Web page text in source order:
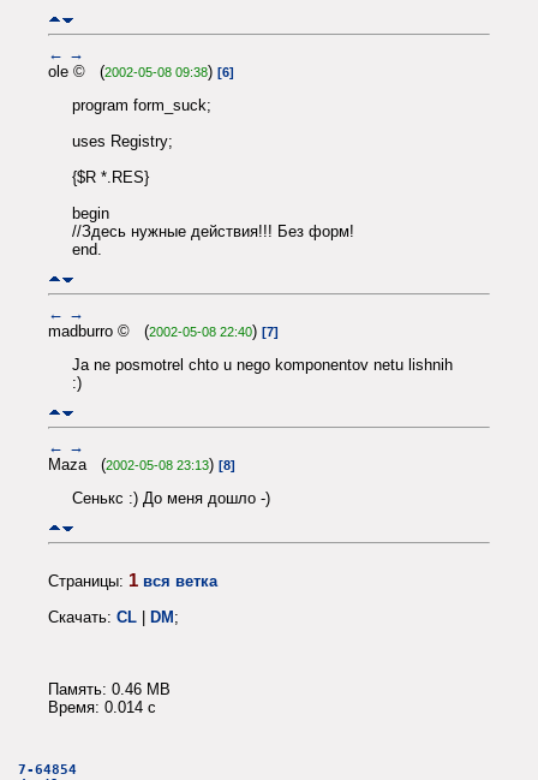
← →
ole © (2002-05-08 09:38) [6]
program form_suck;
uses Registry;
{$R *.RES}
begin
//Здесь нужные действия!!! Без форм!
end.
← →
madburro © (2002-05-08 22:40) [7]
Ja ne posmotrel chto u nego komponentov netu lishnih
:)
← →
Maza (2002-05-08 23:13) [8]
Сенькс :) До меня дошло -)
Страницы: 1 вся ветка
Скачать: CL | DM;
Память: 0.46 MB
Время: 0.014 c
7-64854